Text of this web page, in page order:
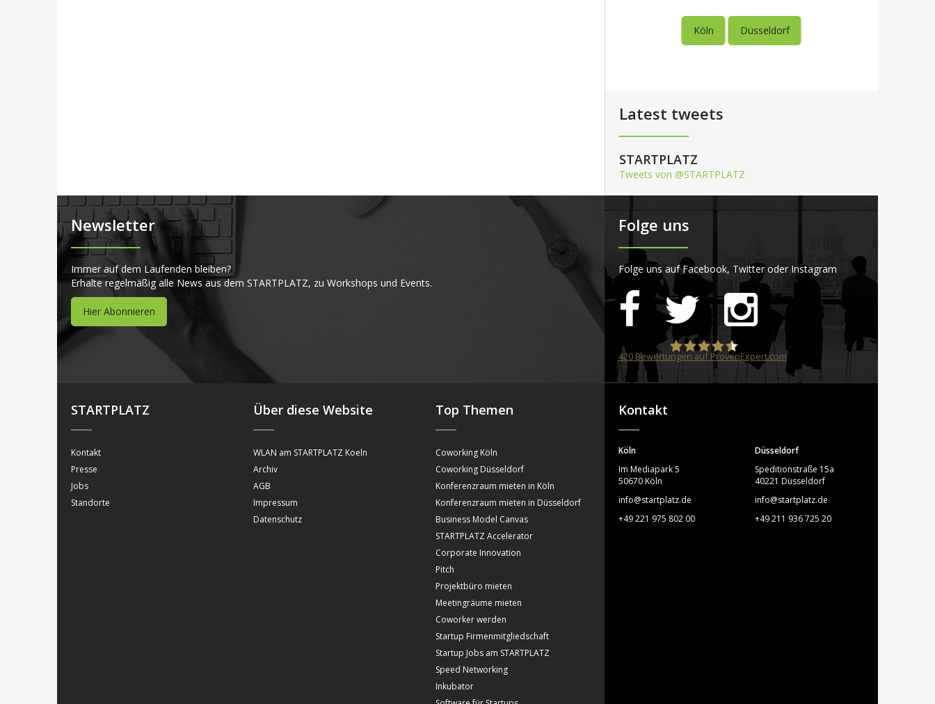
Köln Düsseldorf
Latest tweets
STARTPLATZ
Tweets von @STARTPLATZ
Newsletter
Immer auf dem Laufenden bleiben?
Erhalte regelmäßig alle News aus dem STARTPLATZ, zu Workshops und Events.
Hier Abonnieren
Folge uns
Folge uns auf Facebook, Twitter oder Instagram
STARTPLATZ
420Bewertungen auf ProvenExpert.com
STARTPLATZ
Kontakt
Presse
Jobs
Standorte
Über diese Website
WLAN am STARTPLATZ Koeln
Archiv
AGB
Impressum
Datenschutz
Top Themen
Coworking Köln
Coworking Düsseldorf
Konferenzraum mieten in Köln
Konferenzraum mieten in Düsseldorf
Business Model Canvas
STARTPLATZ Accelerator
Corporate Innovation
Pitch
Projektbüro mieten
Meetingräume mieten
Coworker werden
Startup Firmenmitgliedschaft
Startup Jobs am STARTPLATZ
Speed Networking
Inkubator
Kontakt
Köln
Im Mediapark 5
50670 Köln
info@startplatz.de
+49 221 975 802 00
Düsseldorf
Speditionstraße 15a
40221 Düsseldorf
info@startplatz.de
+49 211 936 725 20